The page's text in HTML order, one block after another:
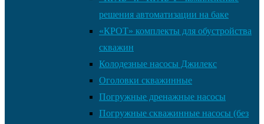
решения автоматизации на баке
«КРОТ» комплекты для обустройства
скважин
Колодезные насосы Джилекс
Оголовки скважинные
Погружные дренажные насосы
Погружные скважинные насосы (без